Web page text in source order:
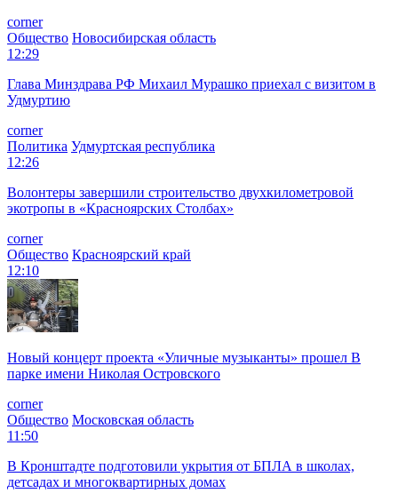
corner
Общество Новосибирская область
12:29
Глава Минздрава РФ Михаил Мурашко приехал с визитом в
Удмуртию
corner
Политика Удмуртская республика
12:26
Волонтеры завершили строительство двухкилометровой
экотропы в «Красноярских Столбах»
corner
Общество Красноярский край
12:10
Новый концерт проекта «Уличные музыканты» прошел В
парке имени Николая Островского
corner
Общество Московская область
11:50
В Кронштадте подготовили укрытия от БПЛА в школах,
детсадах и многоквартирных домах